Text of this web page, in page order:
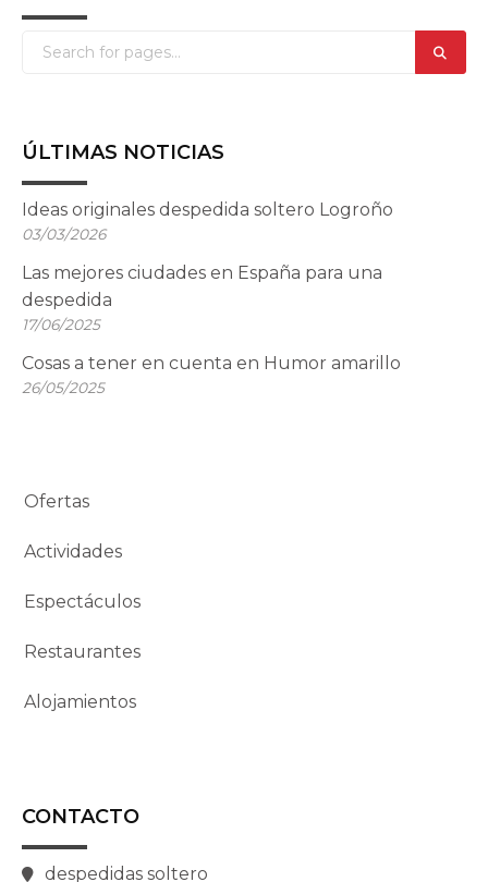
ÚLTIMAS NOTICIAS
Ideas originales despedida soltero Logroño
03/03/2026
Las mejores ciudades en España para una
despedida
17/06/2025
Cosas a tener en cuenta en Humor amarillo
26/05/2025
Ofertas
Actividades
Espectáculos
Restaurantes
Alojamientos
CONTACTO
despedidas soltero